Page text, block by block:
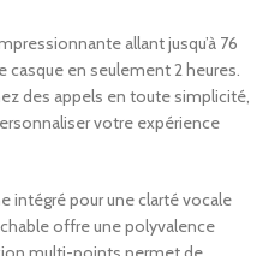
allant jusqu’à 76
casque en seulement 2 heures.
des appels en toute simplicité,
votre expérience
intégré pour une clarté vocale
offre une polyvalence